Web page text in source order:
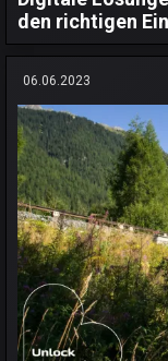
den richtigen
06.06.2023